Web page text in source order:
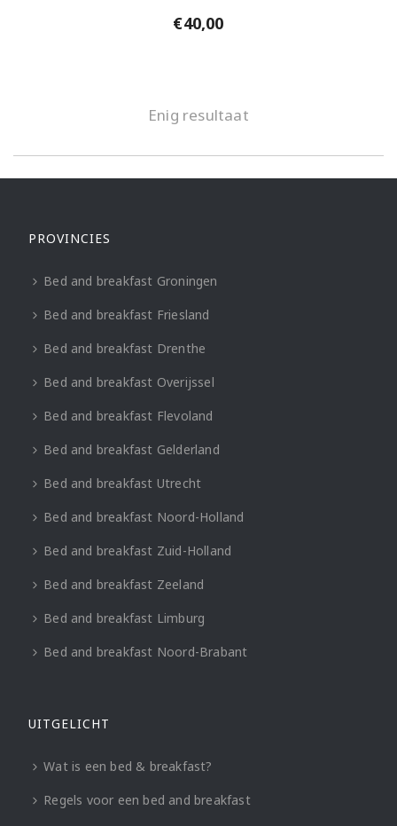
€40,00
Enig resultaat
PROVINCIES
Bed and breakfast Groningen
Bed and breakfast Friesland
Bed and breakfast Drenthe
Bed and breakfast Overijssel
Bed and breakfast Flevoland
Bed and breakfast Gelderland
Bed and breakfast Utrecht
Bed and breakfast Noord-Holland
Bed and breakfast Zuid-Holland
Bed and breakfast Zeeland
Bed and breakfast Limburg
Bed and breakfast Noord-Brabant
UITGELICHT
Wat is een bed & breakfast?
Regels voor een bed and breakfast